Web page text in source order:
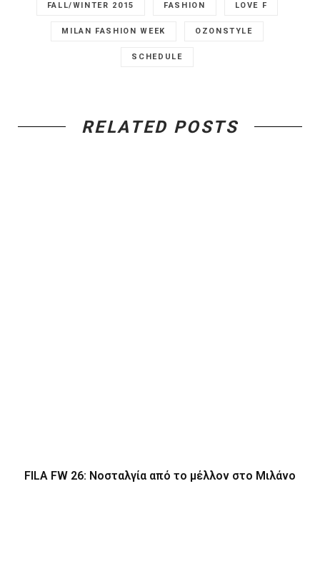
FALL/WINTER 2015 FASHION LOVE F
MILAN FASHION WEEK OZONSTYLE
SCHEDULE
RELATED POSTS
FILA FW 26: Νοσταλγία από το μέλλον στο Μιλάνο